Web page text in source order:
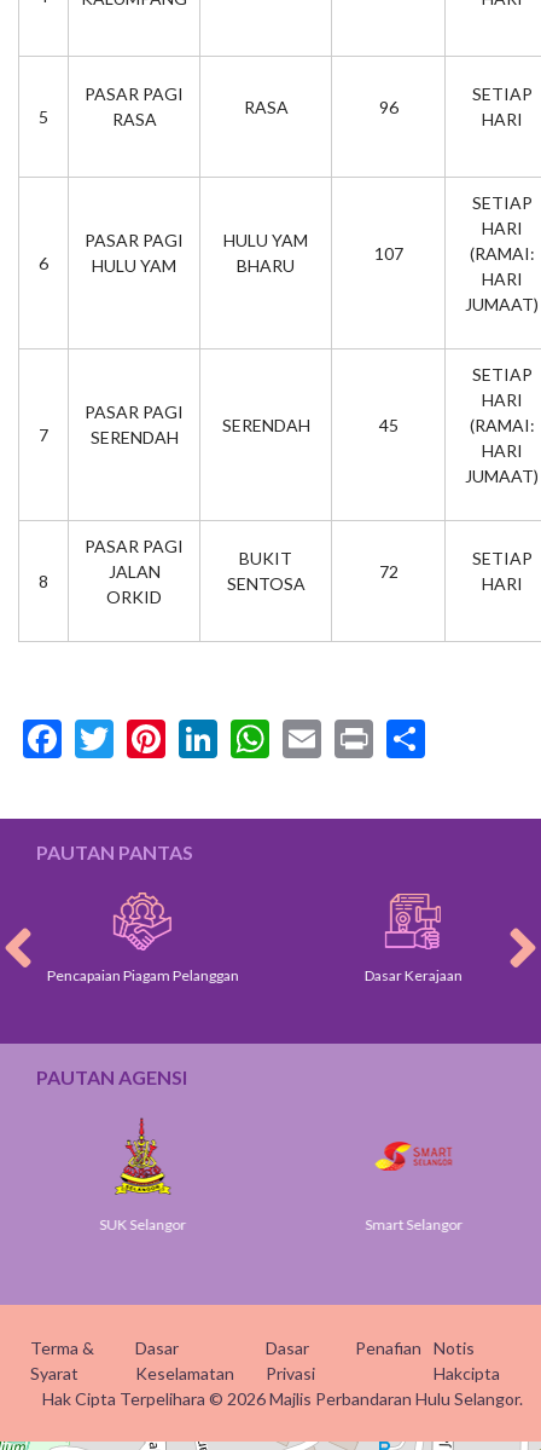
5
PASAR PAGI
RASA
RASA 96
SETIAP
HARI
6
PASAR PAGI
HULU YAM
HULU YAM
BHARU
107
SETIAP
HARI
(RAMAI:
HARI
JUMAAT)
7
PASAR PAGI
SERENDAH
SERENDAH 45
SETIAP
HARI
(RAMAI:
HARI
JUMAAT)
8
PASAR PAGI
JALAN
ORKID
BUKIT
SENTOSA
72
SETIAP
HARI
Facebook
Twitter
Pinterest
LinkedIn
WhatsApp
Email
Print
PAUTAN PANTAS
Pencapaian Piagam Pelanggan Dasar Kerajaan
PAUTAN AGENSI
SUK Selangor Smart Selangor
Terma &
Syarat
Dasar
Keselamatan
Dasar
Privasi
Penafian
Notis
Hakcipta
Hak Cipta Terpelihara © 2026 Majlis Perbandaran Hulu Selangor.